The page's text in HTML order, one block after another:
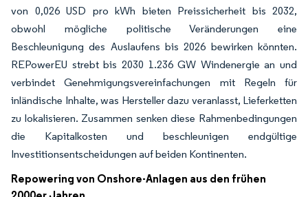
von 0,026 USD pro kWh bieten Preissicherheit bis 2032,
obwohl mögliche politische Veränderungen eine
Beschleunigung des Auslaufens bis 2026 bewirken könnten.
REPowerEU strebt bis 2030 1.236 GW Windenergie an und
verbindet Genehmigungsvereinfachungen mit Regeln für
inländische Inhalte, was Hersteller dazu veranlasst, Lieferketten
zu lokalisieren. Zusammen senken diese Rahmenbedingungen
die Kapitalkosten und beschleunigen endgültige
Investitionsentscheidungen auf beiden Kontinenten.
Repowering von Onshore-Anlagen aus den frühen